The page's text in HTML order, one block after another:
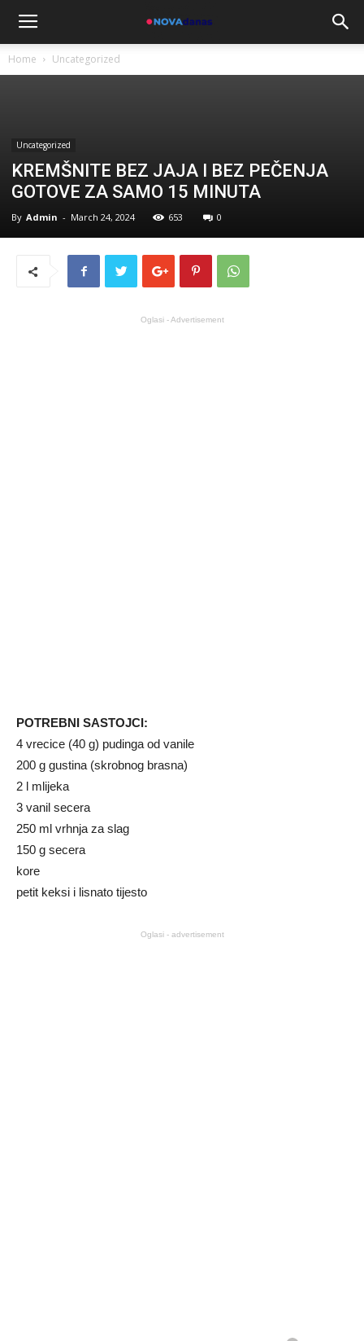
Home Uncategorized
Uncategorized
KREMŠNITE BEZ JAJA I BEZ PEČENJA
GOTOVE ZA SAMO 15 MINUTA
By Admin - March 24, 2024 653 0
Oglasi - Advertisement
POTREBNI SASTOJCI:
4 vrecice (40 g) pudinga od vanile
200 g gustina (skrobnog brasna)
2 l mlijeka
3 vanil secera
250 ml vrhnja za slag
150 g secera
kore
petit keksi i lisnato tijesto
Oglasi - advertisement